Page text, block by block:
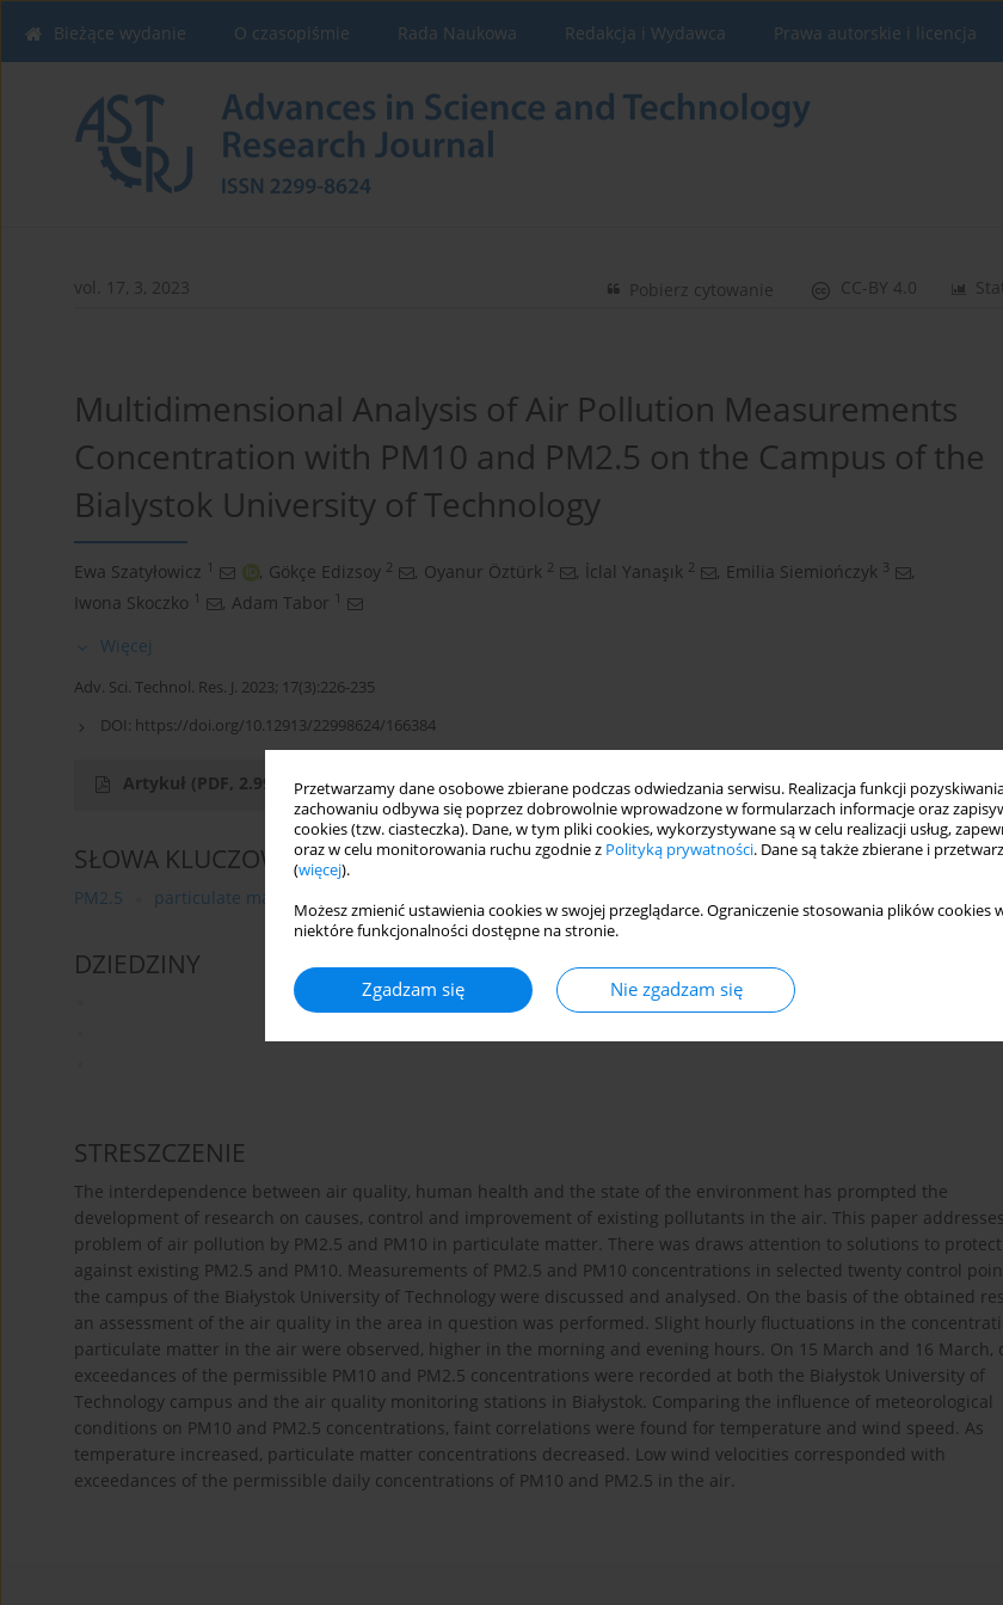
Przetwarzamy dane osobowe zbierane podczas odwiedzania serwisu. Realizacja funkcji
zachowaniu odbywa się poprzez dobrowolnie wprowadzone w formularzach informacje oraz
cookies (tzw. ciasteczka). Dane, w tym pliki cookies, wykorzystywane są w celu realizacji usług,
oraz w celu monitorowania ruchu zgodnie z Polityką prywatności. Dane są także zbierane i
(więcej).
Możesz zmienić ustawienia cookies w swojej przeglądarce. Ograniczenie stosowania plików cookies
niektóre funkcjonalności dostępne na stronie.
Zgadzam się Nie zgadzam się
Bieżące wydanie O czasopiśmie Rada Naukowa Redakcja i Wydawca Prawa autorskie i licencja
vol. 17, 3, 2023 CC-BY 4.0
Pobierz cytowanie
Multidimensional Analysis of Air Pollution Measurements
Concentration with PM10 and PM2.5 on the Campus of the
Bialystok University of Technology
Ewa Szatyłowicz 1 , Gökçe Edizsoy 2 , Oyanur Öztürk 2 , İclal Yanaşık 2 , Emilia Siemiończyk 3
,
Iwona Skoczko 1 , Adam Tabor 1
Więcej
Adv. Sci. Technol. Res. J. 2023; 17(3):226-235
DOI: https://doi.org/10.12913/22998624/166384
Artykuł (PDF, 2.99 MB)
SŁOWA KLUCZOWE
PM2.5 particulate matter
DZIEDZINY
STRESZCZENIE
The interdependence between air quality, human health and the state of the environment has prompted the
development of research on causes, control and improvement of existing pollutants in the air. This paper
problem of air pollution by PM2.5 and PM10 in particulate matter. There was draws attention to solutions to
against existing PM2.5 and PM10. Measurements of PM2.5 and PM10 concentrations in selected twenty control
the campus of the Białystok University of Technology were discussed and analysed. On the basis of the obtained
an assessment of the air quality in the area in question was performed. Slight hourly fluctuations in the
particulate matter in the air were observed, higher in the morning and evening hours. On 15 March and 16 March,
exceedances of the permissible PM10 and PM2.5 concentrations were recorded at both the Białystok University of
Technology campus and the air quality monitoring stations in Białystok. Comparing the influence of meteorological
conditions on PM10 and PM2.5 concentrations, faint correlations were found for temperature and wind speed. As
temperature increased, particulate matter concentrations decreased. Low wind velocities corresponded with
exceedances of the permissible daily concentrations of PM10 and PM2.5 in the air.